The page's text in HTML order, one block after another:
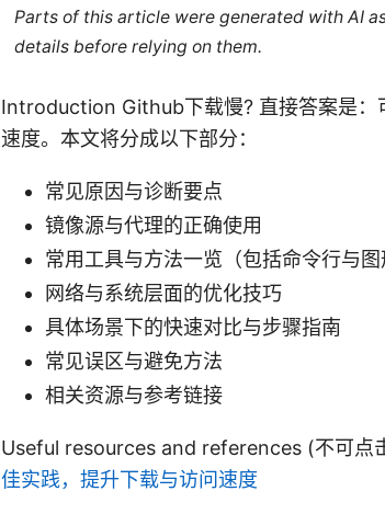
Parts of this article were generated with AI
details before relying on them.
Introduction Github下载慢? 直接答案是：
速度。本文将分成以下部分：
常见原因与诊断要点
镜像源与代理的正确使用
常用工具与方法一览（包括命令行与图
网络与系统层面的优化技巧
具体场景下的快速对比与步骤指南
常见误区与避免方法
相关资源与参考链接
Useful resources and references (不可点
佳实践，提升下载与访问速度